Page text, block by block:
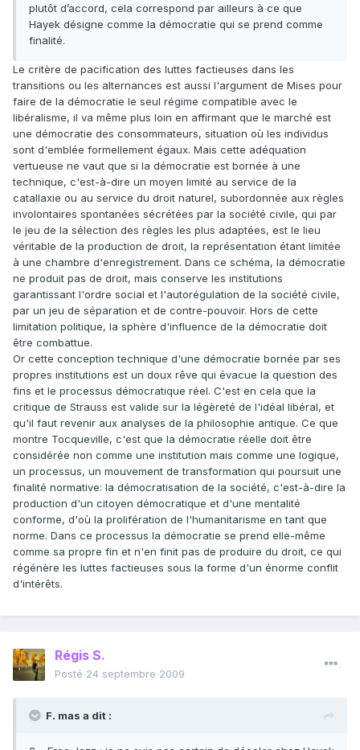
plutôt d’accord, cela correspond par ailleurs à ce que
Hayek désigne comme la démocratie qui se prend comme
finalité.
Le critère de pacification des luttes factieuses dans les
transitions ou les alternances est aussi l'argument de Mises pour
faire de la démocratie le seul régime compatible avec le
libéralisme, il va même plus loin en affirmant que le marché est
une démocratie des consommateurs, situation où les individus
sont d'emblée formellement égaux. Mais cette adéquation
vertueuse ne vaut que si la démocratie est bornée à une
technique, c'est-à-dire un moyen limité au service de la
catallaxie ou au service du droit naturel, subordonnée aux règles
involontaires spontanées sécrétées par la société civile, qui par
le jeu de la sélection des règles les plus adaptées, est le lieu
véritable de la production de droit, la représentation étant limitée
à une chambre d'enregistrement. Dans ce schéma, la démocratie
ne produit pas de droit, mais conserve les institutions
garantissant l'ordre social et l'autorégulation de la société civile,
par un jeu de séparation et de contre-pouvoir. Hors de cette
limitation politique, la sphère d'influence de la démocratie doit
être combattue.
Or cette conception technique d'une démocratie bornée par ses
propres institutions est un doux rêve qui évacue la question des
fins et le processus démocratique réel. C'est en cela que la
critique de Strauss est valide sur la légèreté de l'idéal libéral, et
qu'il faut revenir aux analyses de la philosophie antique. Ce que
montre Tocqueville, c'est que la démocratie réelle doit être
considérée non comme une institution mais comme une logique,
un processus, un mouvement de transformation qui poursuit une
finalité normative: la démocratisation de la société, c'est-à-dire la
production d'un citoyen démocratique et d'une mentalité
conforme, d'où la prolifération de l'humanitarisme en tant que
norme. Dans ce processus la démocratie se prend elle-même
comme sa propre fin et n'en finit pas de produire du droit, ce qui
régénère les luttes factieuses sous la forme d'un énorme conflit
d'intérêts.
Régis S.
Posté 24 septembre 2009
F. mas a dit :